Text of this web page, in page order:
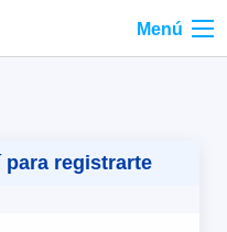
Menú
para registrarte